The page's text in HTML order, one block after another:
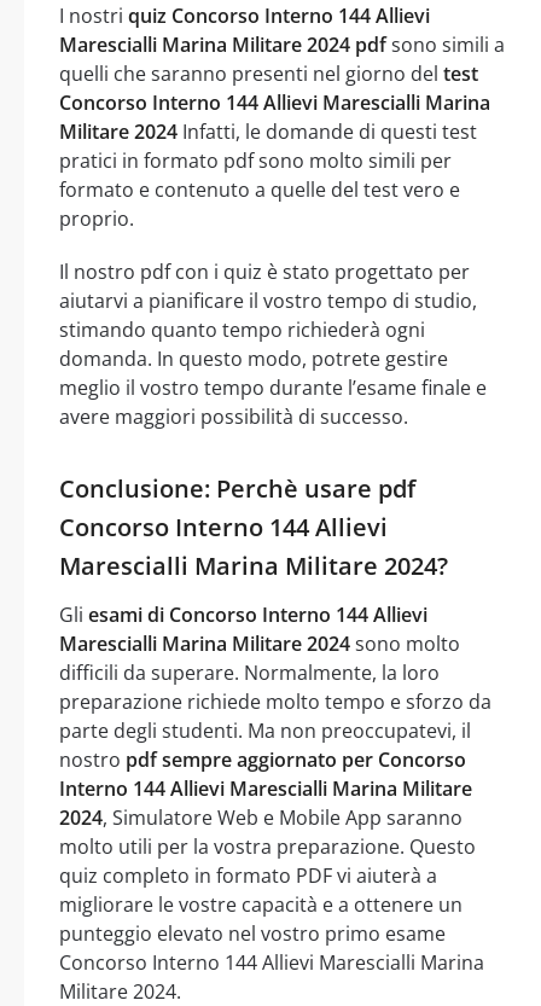
I nostri quiz Concorso Interno 144 Allievi
Marescialli Marina Militare 2024 pdfsono simili a
quelli che saranno presenti nel giorno del test
Concorso Interno 144 Allievi Marescialli Marina
Militare 2024 Infatti, le domande di questi test
pratici in formato pdf sono molto simili per
formato e contenuto a quelle del test vero e
proprio.
Il nostro pdf con i quiz è stato progettato per
aiutarvi a pianificare il vostro tempo di studio,
stimando quanto tempo richiederà ogni
domanda. In questo modo, potrete gestire
meglio il vostro tempo durante l’esame finale e
avere maggiori possibilità di successo.
Conclusione: Perchè usare pdf
Concorso Interno 144 Allievi
Marescialli Marina Militare 2024?
Gli esami di Concorso Interno 144 Allievi
Marescialli Marina Militare 2024sono molto
difficili da superare. Normalmente, la loro
preparazione richiede molto tempo e sforzo da
parte degli studenti. Ma non preoccupatevi, il
nostro pdf sempre aggiornato per Concorso
Interno 144 Allievi Marescialli Marina Militare
2024, Simulatore Web e Mobile App saranno
molto utili per la vostra preparazione. Questo
quiz completo in formato PDF vi aiuterà a
migliorare le vostre capacità e a ottenere un
punteggio elevato nel vostro primo esame
Concorso Interno 144 Allievi Marescialli Marina
Militare 2024.